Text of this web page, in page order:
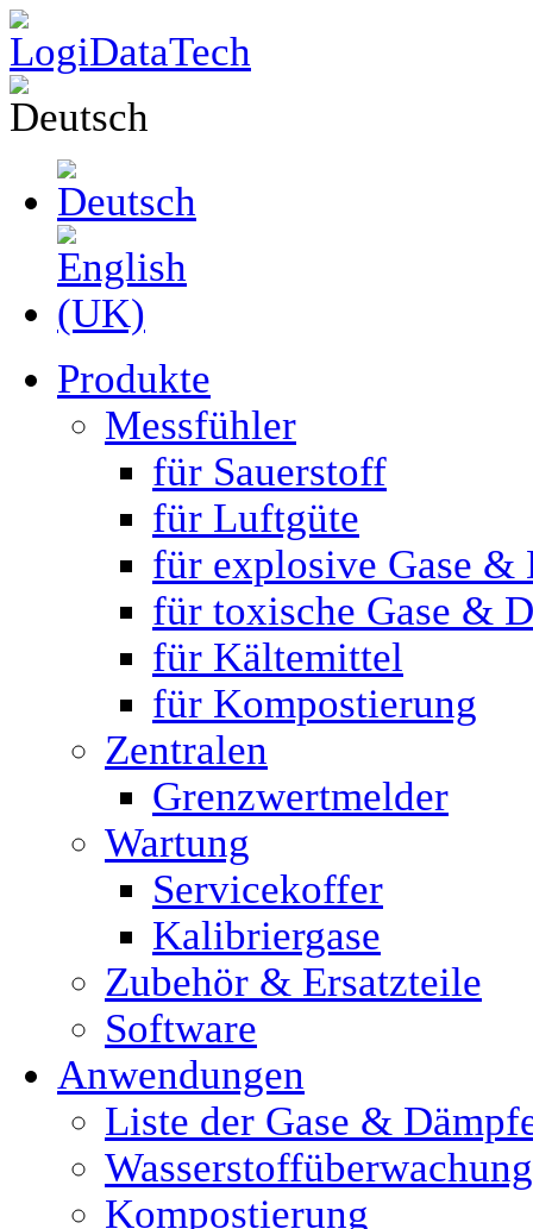
Produkte
Messfühler
für Sauerstoff
für Luftgüte
für explosive Gase &
für toxische Gase &
für Kältemittel
für Kompostierung
Zentralen
Grenzwertmelder
Wartung
Servicekoffer
Kalibriergase
Zubehör & Ersatzteile
Software
Anwendungen
Liste der Gase &
Wasserstoffüberwachung
Kompostierung